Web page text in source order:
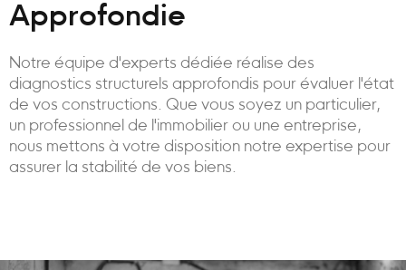
Approfondie
Notre équipe d'experts dédiée réalise des
diagnostics structurels approfondis pour évaluer l'état
de vos constructions. Que vous soyez un particulier,
un professionnel de l'immobilier ou une entreprise,
nous mettons à votre disposition notre expertise pour
assurer la stabilité de vos biens.